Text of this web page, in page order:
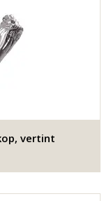
vertint